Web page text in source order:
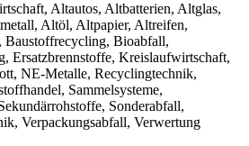
Altautos, Altbatterien, Altglas,
Altöl, Altpapier, Altreifen,
Bioabfall,
Ersatzbrennstoffe, Kreislaufwirtschaft,
NE-Metalle, Recyclingtechnik,
Sammelsysteme,
Sonderabfall,
Verpackungsabfall, Verwertung